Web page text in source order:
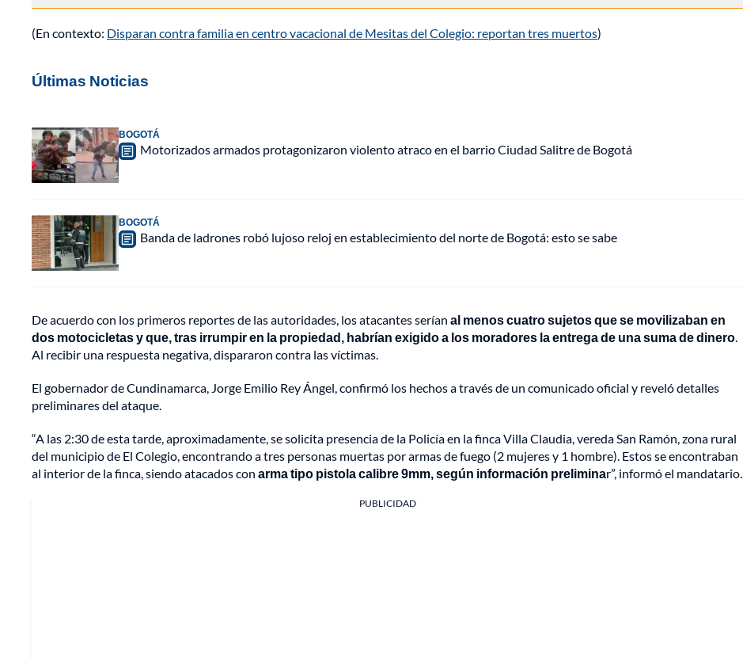
(En contexto: Disparan contra familia en centro vacacional de Mesitas del Colegio: reportan tres muertos)
Últimas Noticias
BOGOTÁ
Motorizados armados protagonizaron violento atraco en el barrio Ciudad Salitre de Bogotá
BOGOTÁ
Banda de ladrones robó lujoso reloj en establecimiento del norte de Bogotá: esto se sabe
De acuerdo con los primeros reportes de las autoridades, los atacantes serían al menos cuatro sujetos que se movilizaban en
dos motocicletas y que, tras irrumpir en la propiedad, habrían exigido a los moradores la entrega de una suma de dinero.
Al recibir una respuesta negativa, dispararon contra las víctimas.
El gobernador de Cundinamarca, Jorge Emilio Rey Ángel, confirmó los hechos a través de un comunicado oficial y reveló detalles
preliminares del ataque.
“A las 2:30 de esta tarde, aproximadamente, se solicita presencia de la Policía en la finca Villa Claudia, vereda San Ramón, zona rural
del municipio de El Colegio, encontrando a tres personas muertas por armas de fuego (2 mujeres y 1 hombre). Estos se encontraban
al interior de la finca, siendo atacados con arma tipo pistola calibre 9mm, según información preliminar”, informó el mandatario.
PUBLICIDAD